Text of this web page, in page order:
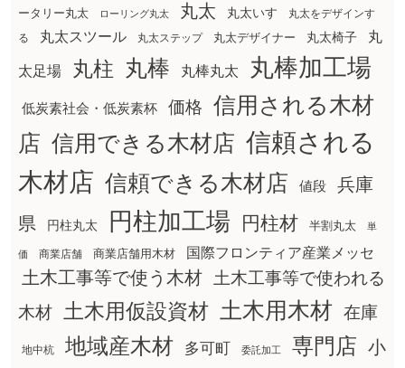
ータリー丸太
ローリング丸太 丸太 丸太いす
丸太をデザインす
る
丸太スツール 丸太ステップ 丸太デザイナー 丸太椅子 丸
太足場 丸柱 丸棒 丸棒丸太 丸棒加工場
低炭素社会・低炭素杯 価格
信用される木材
店 信用できる木材店 信頼される
木材店 信頼できる木材店 値段
兵庫
県
円柱丸太 円柱加工場 円柱材 半割丸太 単
価 商業店舗 商業店舗用木材 国際フロンティア産業メッセ
土木工事等で使う木材
土木工事等で使われる
木材
土木用仮設資材 土木用木材 在庫
地中杭 地域産木材 多可町 委託加工 専門店 小